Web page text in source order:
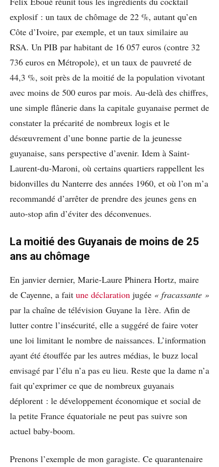
explosif : un taux de chômage de 22 %, autant qu’en
Côte d’Ivoire, par exemple, et un taux similaire au
RSA. Un PIB par habitant de 16 057 euros (contre 32
736 euros en Métropole), et un taux de pauvreté de
44,3 %, soit près de la moitié de la population vivotant
avec moins de 500 euros par mois. Au-delà des chiffres,
une simple flânerie dans la capitale guyanaise permet de
constater la précarité de nombreux logis et le
désœuvrement d’une bonne partie de la jeunesse
guyanaise, sans perspective d’avenir. Idem à Saint-
Laurent-du-Maroni, où certains quartiers rappellent les
bidonvilles du Nanterre des années 1960, et où l’on m’a
recommandé d’arrêter de prendre des jeunes gens en
auto-stop afin d’éviter des déconvenues.
La moitié des Guyanais de moins de 25
ans au chômage
En janvier dernier, Marie-Laure Phinera Hortz, maire
de Cayenne, a fait une déclaration jugée « fracassante »
par la chaîne de télévision Guyane la 1ère. Afin de
lutter contre l’insécurité, elle a suggéré de faire voter
une loi limitant le nombre de naissances. L’information
ayant été étouffée par les autres médias, le buzz local
envisagé par l’élu n’a pas eu lieu. Reste que la dame n’a
fait qu’exprimer ce que de nombreux guyanais
déplorent : le développement économique et social de
la petite France équatoriale ne peut pas suivre son
actuel baby-boom.
Prenons l’exemple de mon garagiste. Ce quarantenaire